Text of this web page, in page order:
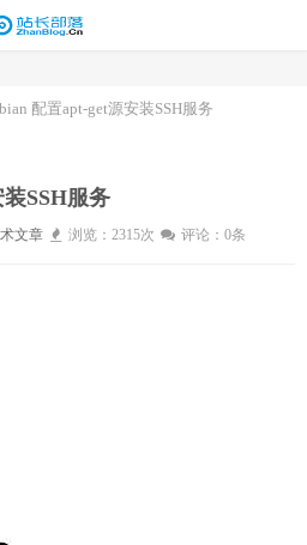
配置apt-get源安装SSH服务
SSH服务
文章 浏览：2315次 评论：0条